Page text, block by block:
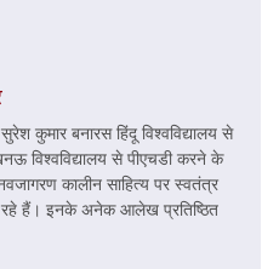
कुमार बनारस हिंदू विश्वविद्यालय से
विश्वविद्यालय से पीएचडी करने के
कालीन साहित्य पर स्वतंत्र
रहे हैं। इनके अनेक आलेख प्रतिष्ठित